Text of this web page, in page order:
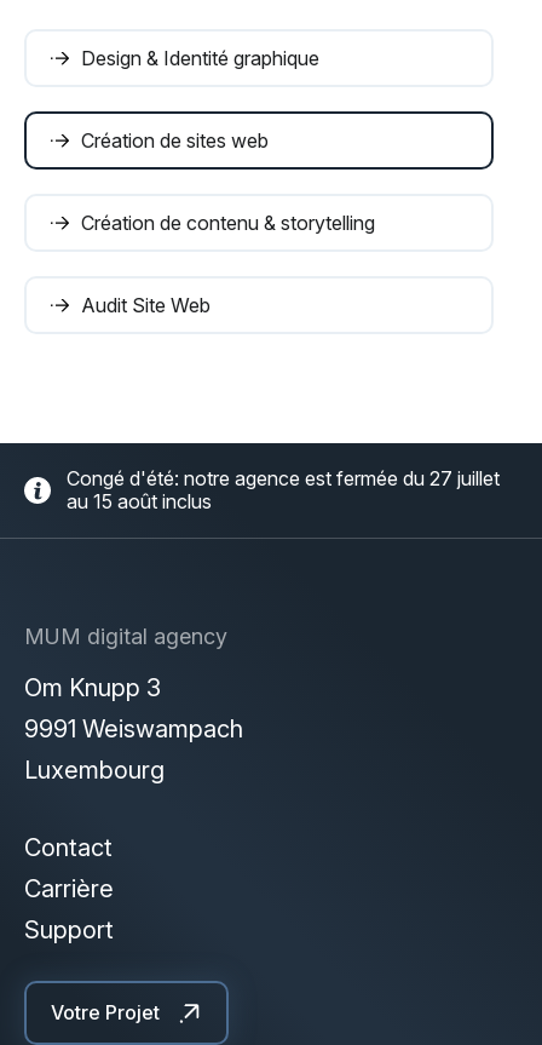
Design & Identité graphique
Création de sites web
Création de contenu & storytelling
Audit Site Web
Congé d'été: notre agence est fermée du 27 juillet
au 15 août inclus
MUM digital agency
Om Knupp 3
9991 Weiswampach
Luxembourg
Contact
Carrière
Support
Votre Projet